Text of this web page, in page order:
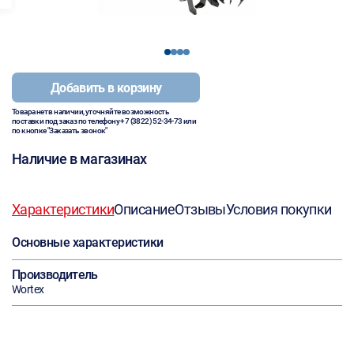
1234
Добавить в корзину
Товара нет в наличии, уточняйте возможность
поставки под заказ по телефону+7 (3822) 52-34-73или
по кнопке "Заказать звонок"
Наличие в магазинах
ХарактеристикиОписаниеОтзывыУсловия покупки
Основные характеристики
Производитель
Wortex